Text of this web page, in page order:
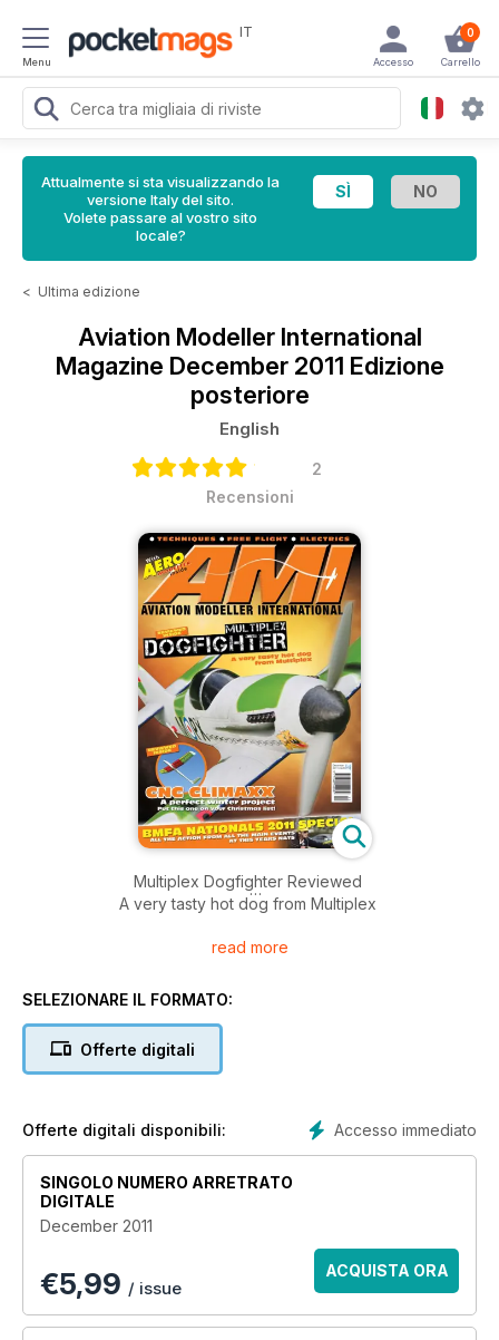
Menu
IT 0
Carrello
Accesso
Attualmente si sta visualizzando la
versione Italy del sito.
Volete passare al vostro sito
locale?
< Ultima edizione
Aviation Modeller International
Magazine December 2011 Edizione
posteriore
English
2
Recensioni
Multiplex Dogfighter Reviewed
A very tasty hot dog from Multiplex
CNC Climaxx Reviewed
All the action from all the main events at this years NATS
read more
SELEZIONARE IL FORMATO:
Offerte digitali
Accesso immediato
Offerte digitali disponibili:
SINGOLO NUMERO ARRETRATO
DIGITALE
December 2011
€5,99 / issue
ACQUISTA ORA